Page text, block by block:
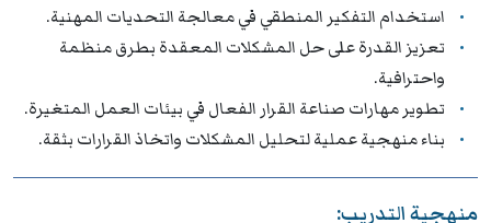
استخدام التفكير المنطقي في معالجة التحديات المهنية.
تعزيز القدرة على حل المشكلات المعقدة بطرق منظمة
واحترافية.
تطوير مهارات صناعة القرار الفعال في بيئات العمل المتغيرة.
بناء منهجية عملية لتحليل المشكلات واتخاذ القرارات بثقة.
منهجية التدريب: